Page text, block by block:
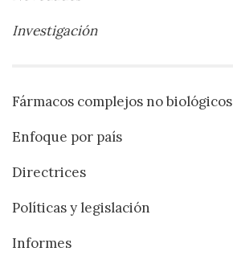
Investigación
Fármacos complejos no biológicos
Enfoque por país
Directrices
Políticas y legislación
Informes